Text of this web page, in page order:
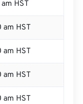
HST
am HST
am HST
am HST
am HST